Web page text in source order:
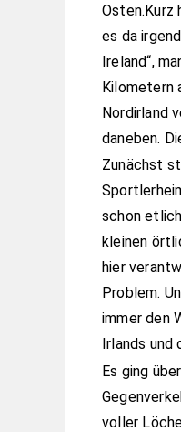
Osten.Kurz
es da
Ireland“,
Kilometern
Nordirland
daneben.
Zunächst
schon
kleinen
hier
Problem.
immer den
Irlands und
Es ging
voller